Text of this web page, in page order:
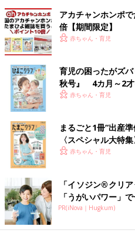
アカチャンホンポ
倍【期間限定】
赤ちゃん・育児
育児の困ったがズ
秋号』 4カ月～2才
いっぱい！
赤ちゃん・育児
まるごと1冊“出産
〈スペシャル大特
赤ちゃん・育児
「イソジン®クリ
「うがいパワー」
PR(iNova｜Hugkum)